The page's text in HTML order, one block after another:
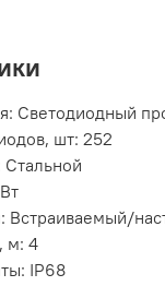
Светодиодный
шт: 252
Стальной
Встраиваемый/
м: 4
IP68